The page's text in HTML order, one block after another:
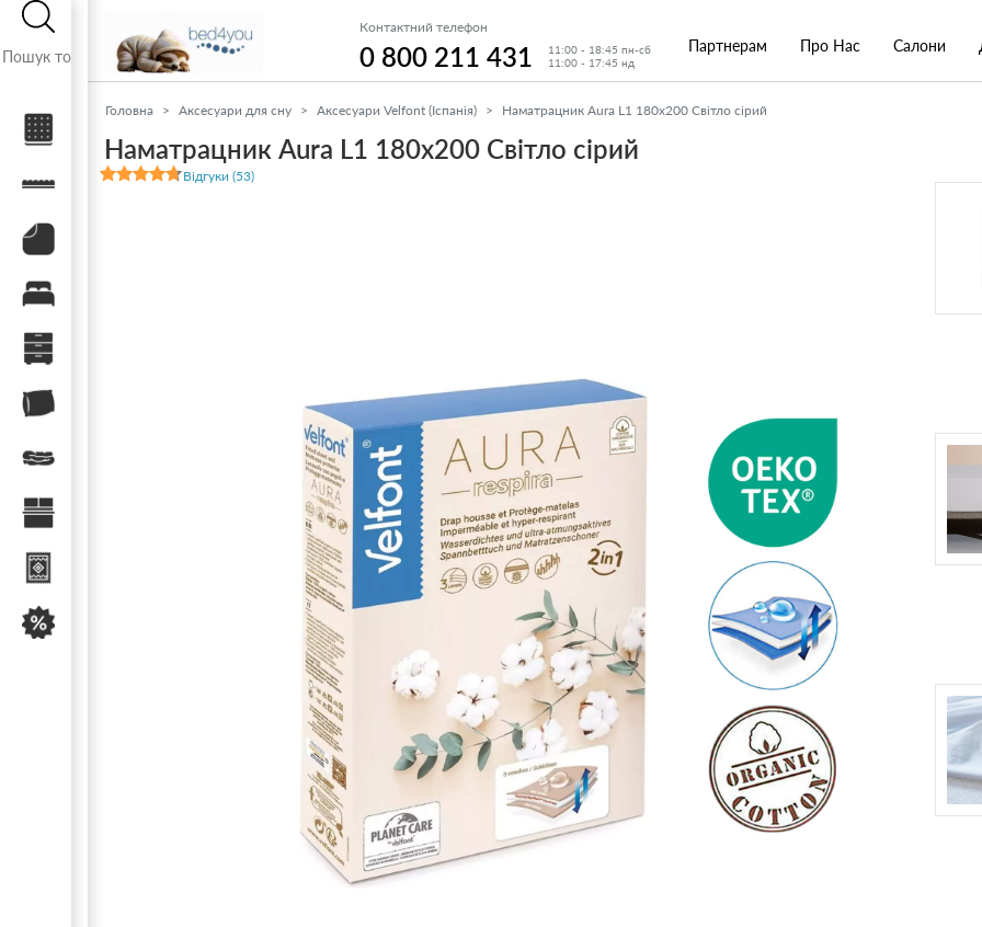
Топери / футони
Контактний телефон
0 800 211 431
11:00 - 18:45 пн-сб
11:00 - 17:45 нд
Партнерам Про Нас Салони
Головна Аксесуари для сну Аксесуари Velfont (Іспанія) Наматрацник Aura L1 180x200 Світло сірий
Наматрацник Aura L1 180x200 Світло сірий
Відгуки (53)